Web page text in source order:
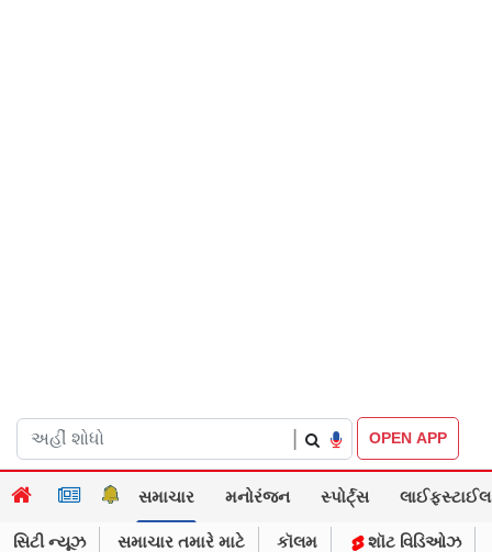
OPEN APP
સમાચાર મનોરંજન સ્પોર્ટ્સ લાઈફસ્ટાઈલ
સિટી ન્યૂઝ સમાચાર તમારે માટે કૉલમ શૉટ વિડિઓઝ